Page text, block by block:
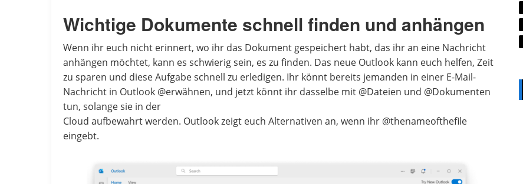
Wichtige Dokumente schnell finden und anhängen
Wenn ihr euch nicht erinnert, wo ihr das Dokument gespeichert habt, das ihr an eine Nachricht
anhängen möchtet, kann es schwierig sein, es zu finden. Das neue Outlook kann euch helfen, Zeit
zu sparen und diese Aufgabe schnell zu erledigen. Ihr könnt bereits jemanden in einer E-Mail-
Nachricht in Outlook @erwähnen, und jetzt könnt ihr dasselbe mit @Dateien und @Dokumenten
tun, solange sie in der
Cloud aufbewahrt werden. Outlook zeigt euch Alternativen an, wenn ihr @thenameofthefile
eingebt.